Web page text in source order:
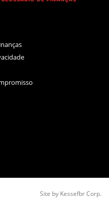
Site by Kessefbr Corp.